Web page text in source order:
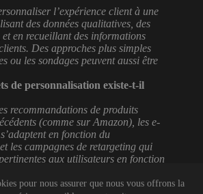
pour nous assurer que nous vous offrons la
l’expérience client à une
des données qualitatives, des
en recueillant des informations
Des approches plus simples
ou les sondages peuvent aussi être
de personnalisation existe-t-il
recommandations de produits
(comme sur Amazon), les e-
en fonction du
les campagnes de retargeting qui
aux utilisateurs en fonction